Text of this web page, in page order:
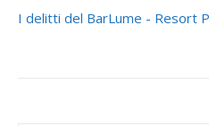
I delitti del BarLume - Resort